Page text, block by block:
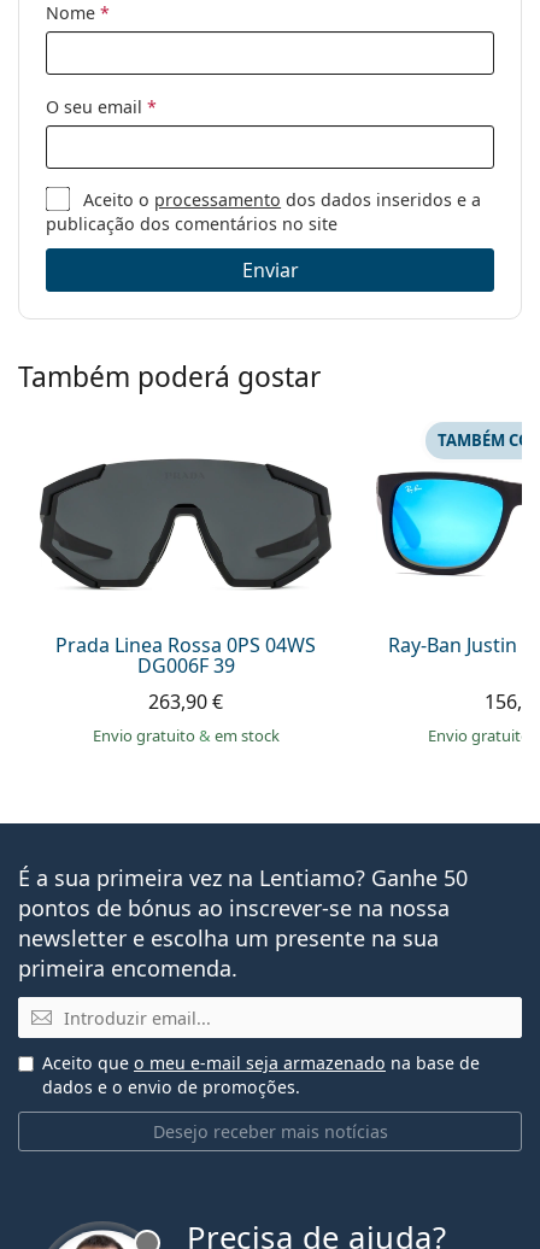
Desporto:
Ciclismo, Correr, Ténis, Caminhada,
receita médica:
Não
Nome *
O seu email *
Aceito o processamento dos dados inseridos e a
publicação dos comentários no site
Enviar
Também poderá gostar
Prada Linea Rossa 0PS 04WS
DG006F 39
263,90 €
Envio gratuito& em stock
Ray-Ban Justin
TAMBÉM
Envio gratuito
É a sua primeira vez na Lentiamo? Ganhe 50
pontos de bónus ao inscrever-se na nossa
newsletter e escolha um presente na sua
primeira encomenda.
Email
Desejo receber mais notícias
Aceito que o meu e-mail seja armazenado na base de
dados e o envio de promoções.
Precisa de ajuda?